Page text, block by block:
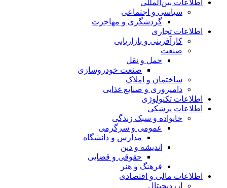
اطلاعات بین‌المللی
سیاسی و اجتماعی
گردشگری و مهاجرت
اطلاعات تجاری
کارآفرینی و بازاریابی
صنعت
حمل و نقل
صنعت خودروسازی
ساختمان و املاک
دامپروری و صنایع غذایی
اطلاعات تکنولوژی
اطلاعات پزشکی
خانواده و سبک زندگی
عمومی و سرگرمی
مدارس و دانشگاه
اندیشه و دین
حقوقی و قضایی
فرهنگ و هنر
اطلاعات مالی و اقتصادی
ارزدیجیتال